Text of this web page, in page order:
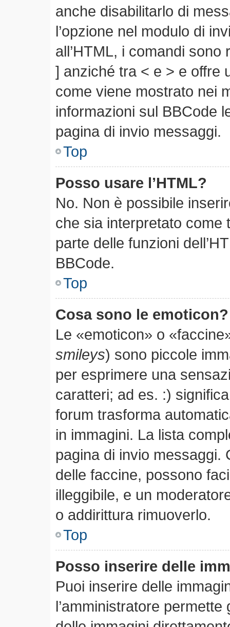
anche disabilitarlo di
l’opzione nel modulo di
all’HTML, i comandi
] anziché tra < e > e offre
come viene mostrato nei
informazioni sul BBCode
pagina di invio messaggi.
Top
Posso usare l’HTML?
No. Non è possibile
che sia interpretato come
parte delle funzioni
BBCode.
Top
Cosa sono le emoticon?
Le «emoticon» o
smileys) sono piccole
per esprimere una
caratteri; ad es. :)
forum trasforma
in immagini. La lista
pagina di invio messaggi.
delle faccine, possono
illeggibile, e un
o addirittura rimuoverlo.
Top
Posso inserire delle
Puoi inserire delle
l’amministratore